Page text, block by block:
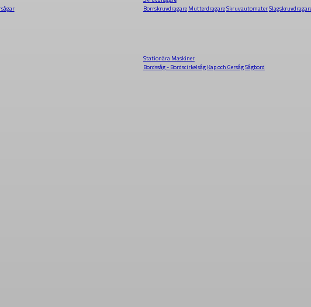
Borrskruvdragare MutterdragareSkruvautomater
Stationära Maskiner
Bordssåg - Bordscirkelsåg Kap och GersågSågbord